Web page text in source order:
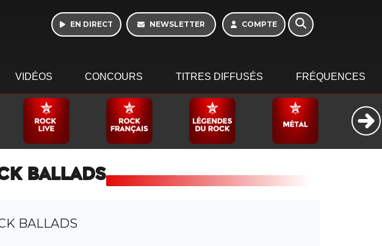
EN DIRECT NEWSLETTER COMPTE
VIDÉOS CONCOURS TITRES DIFFUSÉS FRÉQUENCES
BALLADS
BALLADS